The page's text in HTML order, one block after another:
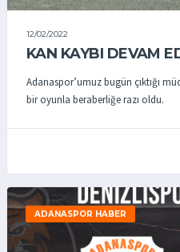
12/02/2022
KAN KAYBI DEVAM
Adanaspor’umuz bugün çıktığı
bir oyunla beraberliğe razı oldu.
ADANASPOR HABER